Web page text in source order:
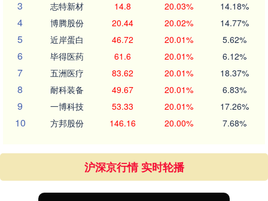
3 志特新材 14.8 20.03% 14.18%
4 博腾股份 20.44 20.02% 14.77%
5 近岸蛋白 46.72 20.01% 5.62%
6 毕得医药 61.6 20.01% 6.12%
7 五洲医疗 83.62 20.01% 18.37%
8 耐科装备 49.67 20.01% 6.83%
9 一博科技 53.33 20.01% 17.26%
10 方邦股份 146.16 20.00% 7.68%
沪深京行情 实时轮播